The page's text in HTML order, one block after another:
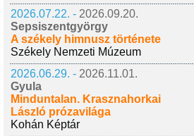
2026.07.22. - 2026.09.20.
Sepsiszentgyörgy
A székely himnusz története
Székely Nemzeti Múzeum
2026.06.29. - 2026.11.01.
Gyula
Minduntalan. Krasznahorkai
László prózavilága
Kohán Képtár